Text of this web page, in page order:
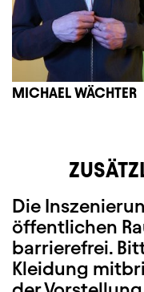
MICHAEL WÄCHTER
Die
öffentlichen
barrierefrei. B
Kleidung